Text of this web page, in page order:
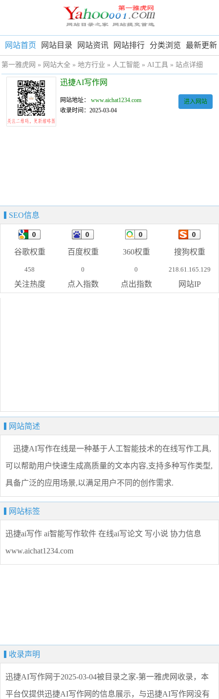
网站首页 网站目录 网站资讯 网站排行 分类浏览 最新更新
第一雅虎网 » 网站大全 » 地方行业 » 人工智能 » AI工具 » 站点详细
迅捷AI写作网
网站地址：www.aichat1234.com
收录时间：2025-03-04
进入网站
SEO信息
谷歌权重 百度权重 360权重 搜狗权重
458
关注热度
0
点入指数
0
点出指数
218.61.165.129
网站IP
网站简述
迅捷AI写作在线是一种基于人工智能技术的在线写作工具,
可以帮助用户快速生成高质量的文本内容,支持多种写作类型,
具备广泛的应用场景,以满足用户不同的创作需求.
网站标签
迅捷ai写作 ai智能写作软件 在线ai写论文 写小说 协力信息
www.aichat1234.com
收录声明
迅捷AI写作网 于2025-03-04被目录之家-第一雅虎网收录，本
平台仅提供迅捷AI写作网 的信息展示，与迅捷AI写作网没有